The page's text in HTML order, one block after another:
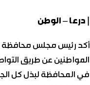
| درعا – الوطن
أكد رئيس مجلس محافظة
المواطنين عن طريق
في المحافظة لبذل كل